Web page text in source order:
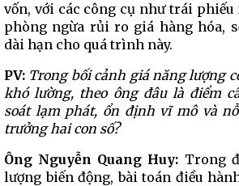
vốn, với các công cụ như trái phiếu
phòng ngừa rủi ro giá hàng hóa,
dài hạn cho quá trình này.
PV: Trong bối cảnh giá năng lượng
khó lường, theo ông đâu là điểm
soát lạm phát, ổn định vĩ mô và
trưởng hai con số?
Ông Nguyễn Quang Huy: Trong
lượng biến động, bài toán điều